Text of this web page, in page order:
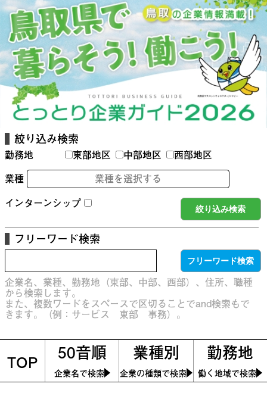
絞り込み検索
勤務地 東部地区 中部地区
西部地区
業種
業種を選択する
インターンシップ
フリーワード検索
企業名、業種、勤務地（東部、中部、西部）、住所、職種
から検索します。
また、複数ワードをスペースで区切ることでand検索もで
きます。（例：サービス 東部 事務）。
TOP 50音順
企業名で検索
業種別
企業の種類で検索
勤務地
働く地域で検索